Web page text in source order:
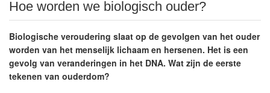
Hoe worden we biologisch ouder?
Biologische veroudering slaat op de gevolgen van het ouder
worden van het menselijk lichaam en hersenen. Het is een
gevolg van veranderingen in het DNA. Wat zijn de eerste
tekenen van ouderdom?